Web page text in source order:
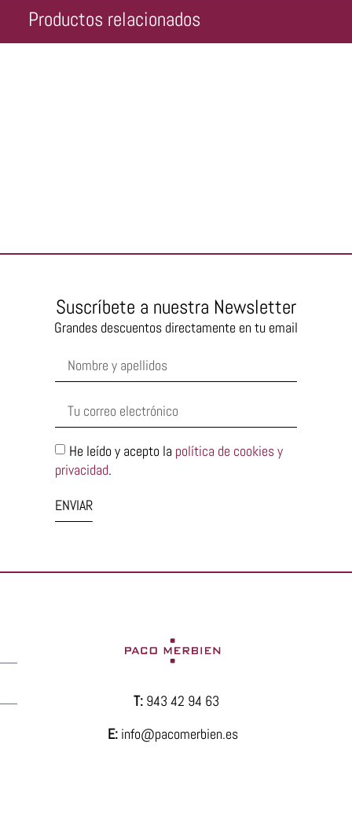
Productos relacionados
Suscríbete a nuestra Newsletter
Grandes descuentos directamente en tu email
He leído y acepto la política de cookies y
privacidad.
ENVIAR
T: 943 42 94 63
E: info@pacomerbien.es